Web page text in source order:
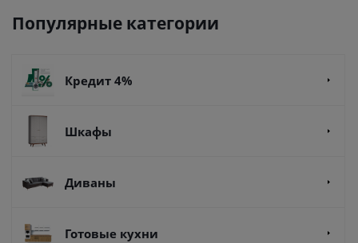
Популярные категории
Кредит 4%
Шкафы
Диваны
Готовые кухни